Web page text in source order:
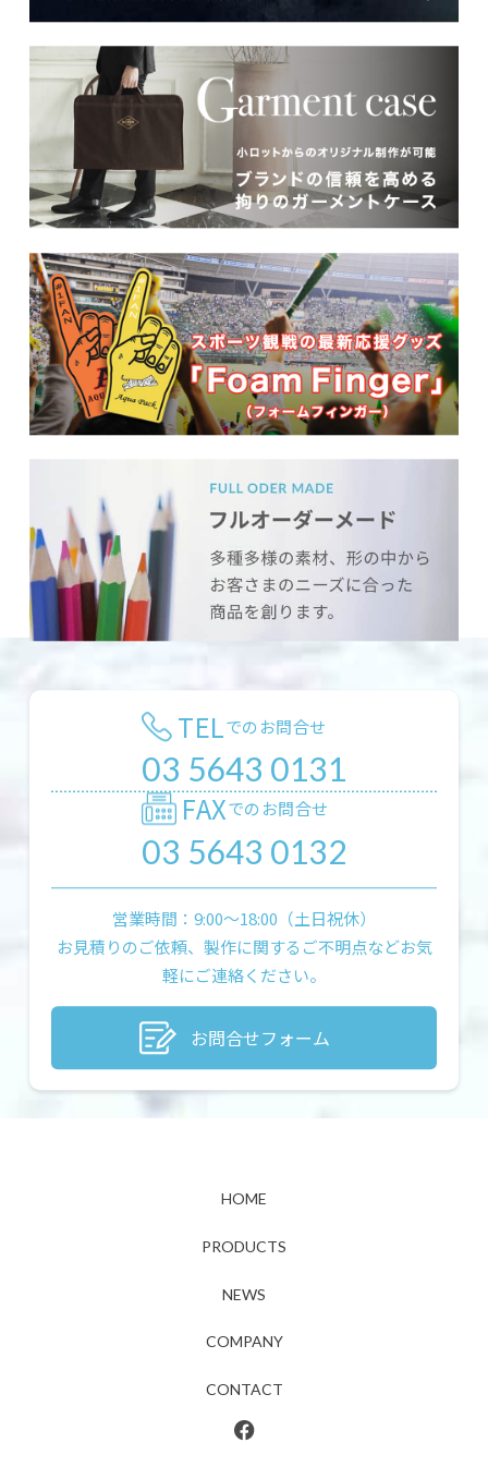
TELでのお問合せ
03 5643 0131
FAXでのお問合せ
03 5643 0132
営業時間：9:00〜18:00（土日祝休）
お見積りのご依頼、製作に関するご不明点などお気
軽にご連絡ください。
お問合せフォーム
HOME
PRODUCTS
NEWS
COMPANY
CONTACT